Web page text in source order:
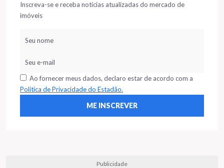
Inscreva-se e receba notícias atualizadas do mercado de
imóveis
Ao fornecer meus dados, declaro estar de acordo com a
Política de Privacidade do Estadão.
Publicidade